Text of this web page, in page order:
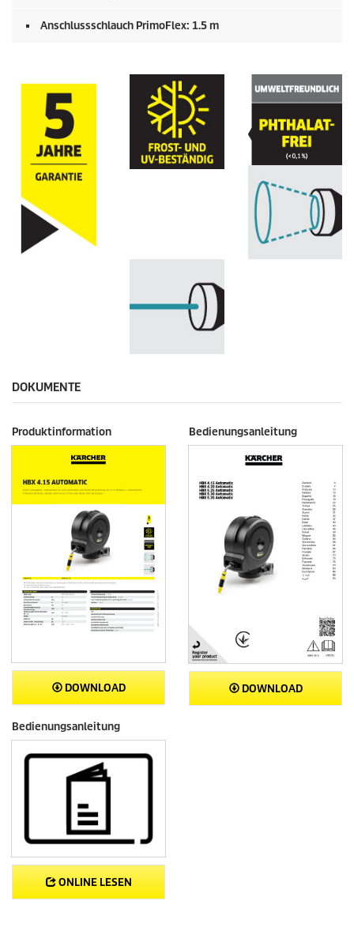
Anschlussschlauch PrimoFlex: 1.5 m
DOKUMENTE
Produktinformation
DOWNLOAD
Bedienungsanleitung
DOWNLOAD
Bedienungsanleitung
ONLINE LESEN